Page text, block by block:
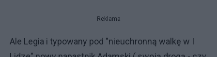
Reklama
Ale Legia i typowany pod "nieuchronną walkę w I